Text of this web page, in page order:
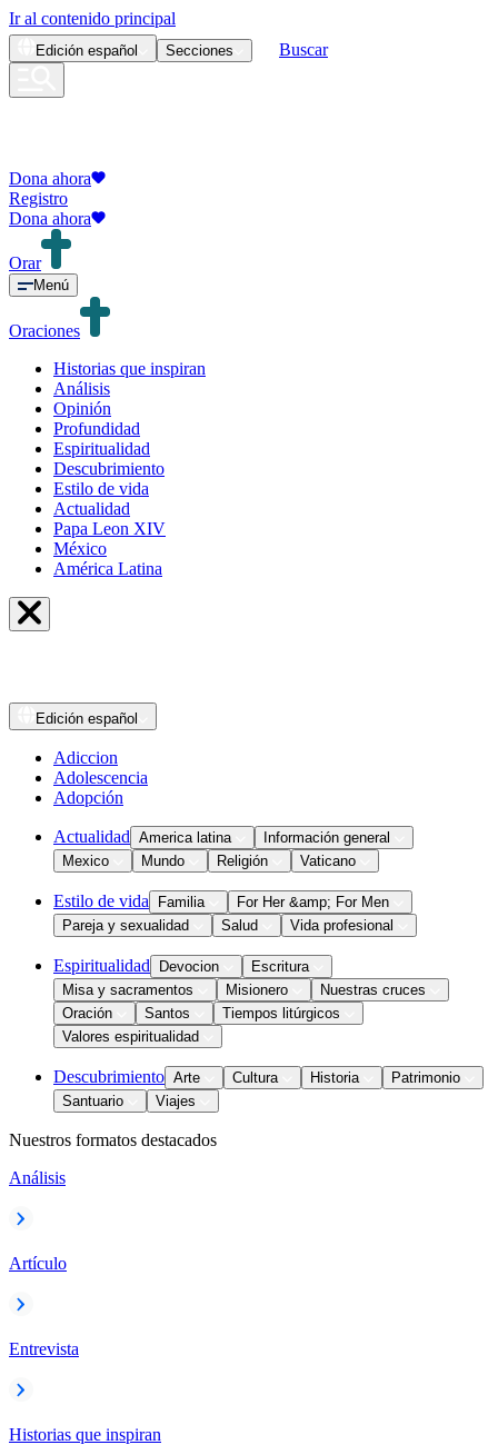
Ir al contenido principal
Edición español Secciones Buscar
Dona ahora
Registro
Dona ahora
Orar
Menú
Oraciones
Historias que inspiran
Análisis
Opinión
Profundidad
Espiritualidad
Descubrimiento
Estilo de vida
Actualidad
Papa Leon XIV
México
América Latina
Edición español
Adiccion
Adolescencia
Adopción
Actualidad America latina
Información general
Mexico
Mundo Religión Vaticano
Estilo de vida Familia
For Her &amp; For Men
Pareja y sexualidad
Salud Vida profesional
Espiritualidad Devocion
Escritura
Misa y sacramentos
Misionero
Nuestras cruces
Oración
Santos
Tiempos litúrgicos
Valores espiritualidad
Descubrimiento Arte Cultura Historia
Patrimonio
Santuario
Viajes
Nuestros formatos destacados
Análisis
Artículo
Entrevista
Historias que inspiran